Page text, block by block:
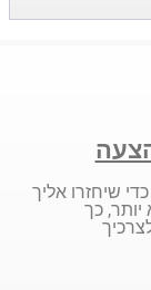
שיחזרו אליך
כך